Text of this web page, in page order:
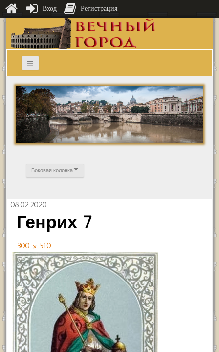
Боковая колонка
08.02.2020
Генрих 7
300 × 510
Вход Регистрация